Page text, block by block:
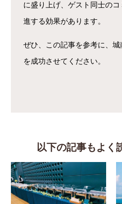
に盛り上げ、ゲスト同士の
進する効果があります。
ぜひ、この記事を参考に、
を成功させてください。
以下の記事もよく